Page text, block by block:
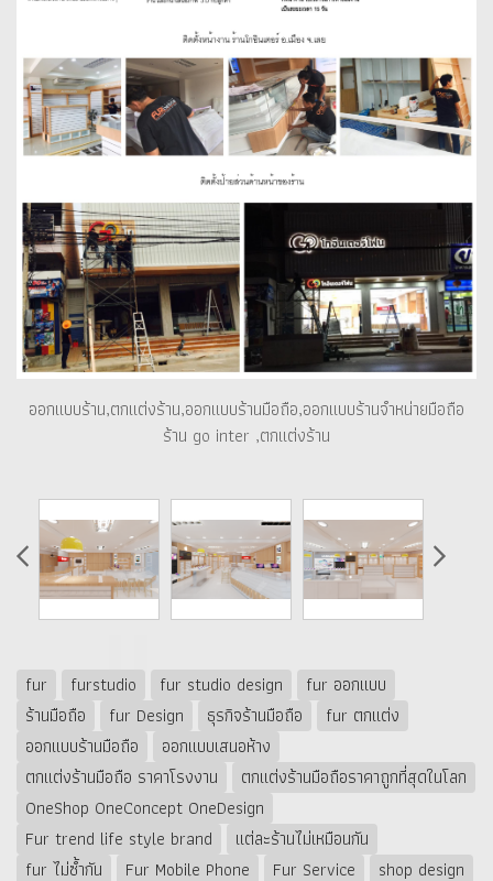
ออกแบบร้าน,ตกแต่งร้าน,ออกแบบร้านมือถือ,ออกแบบร้านจำหน่ายมือถือ
ร้าน go inter ,ตกแต่งร้าน
fur furstudio fur studio design
fur ออกแบบ
ร้านมือถือ
fur Design ธุรกิจร้านมือถือ
fur ตกแต่ง
ออกแบบร้านมือถือ
ออกแบบเสนอห้าง
ตกแต่งร้านมือถือ ราคาโรงงาน
ตกแต่งร้านมือถือราคาถูกที่สุดในโลก
OneShop OneConcept OneDesign
Fur trend life style brand
แต่ละร้านไม่เหมือนกัน
fur ไม่ซ้ำกัน
Fur Mobile Phone Fur Service shop design